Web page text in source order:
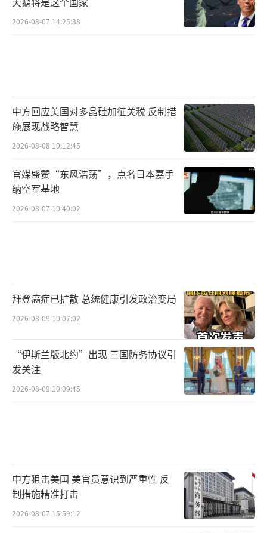
（责任编辑：张蕾 TT0001）
2026-08-07 14:25:38
中方回应美国对多晶硅加征关税 反制措
施展现战略智慧
2026-08-08 10:12:45
官媒盛赞“东风浩荡”，点名日本嘉手
纳空军基地
2026-08-07 10:40:02
拜登癌症已扩散 总统健康引发政治变局
2026-08-09 10:07:02
“伊斯兰版北约”出现 三国防务协议引
发关注
2026-08-09 10:09:45
中方狙击美国 美官员意识到严重性 反
制措施精准打击
2026-08-07 15:59:12